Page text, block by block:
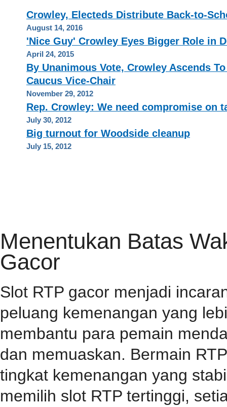
Crowley, Electeds Distribute Back-to-
August 14, 2016
'Nice Guy' Crowley Eyes Bigger Role in
April 24, 2015
By Unanimous Vote, Crowley Ascends
Caucus Vice-Chair
November 29, 2012
Rep. Crowley: We need compromise on
July 30, 2012
Big turnout for Woodside cleanup
July 15, 2012
Menentukan Batas
Gacor
Slot RTP gacor menjadi
peluang kemenangan yang
membantu para pemain
dan memuaskan. Bermain
tingkat kemenangan yang
memilih slot RTP tertinggi,